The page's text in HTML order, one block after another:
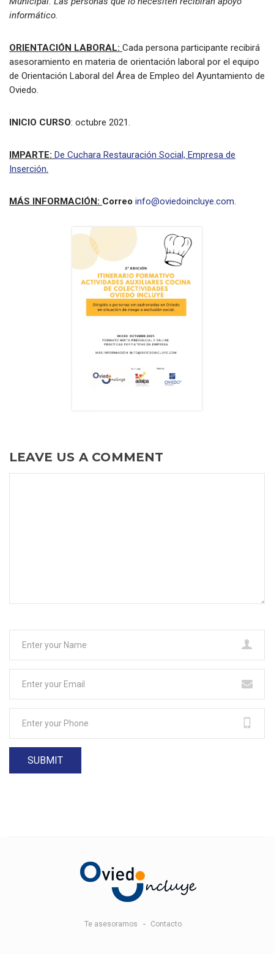
informático.
ORIENTACIÓN LABORAL: Cada persona participante recibirá
asesoramiento en materia de orientación laboral por el equipo
de Orientación Laboral del Área de Empleo del Ayuntamiento de
Oviedo.
INICIO CURSO: octubre 2021.
IMPARTE: De Cuchara Restauración Social, Empresa de
Inserción.
MÁS INFORMACIÓN: Correo info@oviedoincluye.com.
LEAVE US A COMMENT
Te asesoramos Contacto